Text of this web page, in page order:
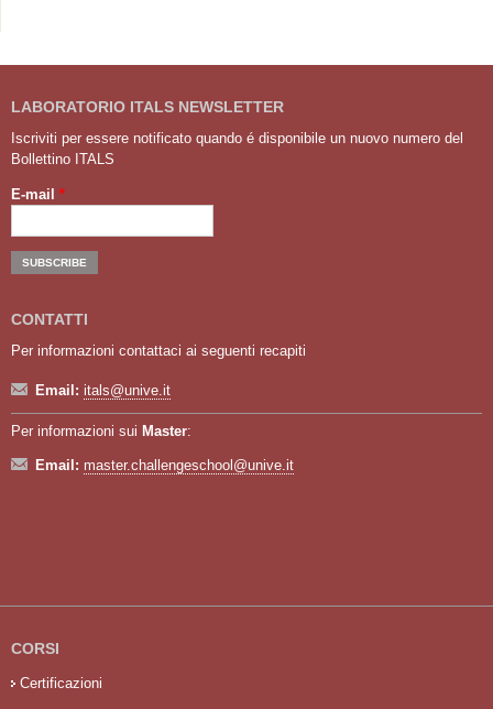
LABORATORIO ITALS NEWSLETTER
Iscriviti per essere notificato quando é disponibile un nuovo numero del
Bollettino ITALS
E-mail *
CONTATTI
Per informazioni contattaci ai seguenti recapiti
Email: itals@unive.it
Per informazioni sui Master:
Email: master.challengeschool@unive.it
CORSI
Certificazioni